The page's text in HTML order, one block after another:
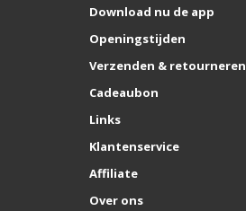
Download nu de app
Openingstijden
Verzenden & retourneren
Cadeaubon
Links
Klantenservice
Affiliate
Over ons